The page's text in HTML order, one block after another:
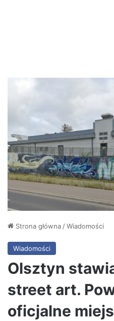
Strona główna /Wiadomości
Wiadomości
Olsztyn
street art.
oficjalne